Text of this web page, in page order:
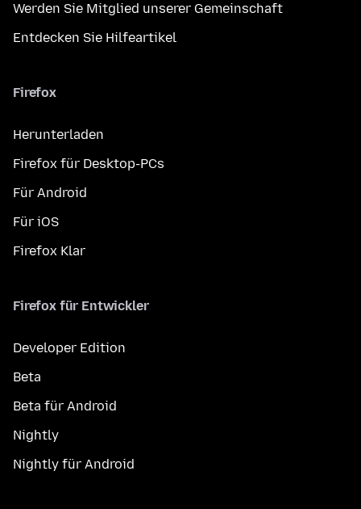
Werden Sie Mitglied unserer Gemeinschaft
Entdecken Sie Hilfeartikel
Firefox
Herunterladen
Firefox für Desktop-PCs
Für Android
Für iOS
Firefox Klar
Firefox für Entwickler
Developer Edition
Beta
Beta für Android
Nightly
Nightly für Android